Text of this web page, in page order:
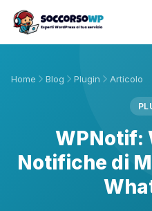
Home Blog Plugin Articolo
WPNotif:
Notifiche di